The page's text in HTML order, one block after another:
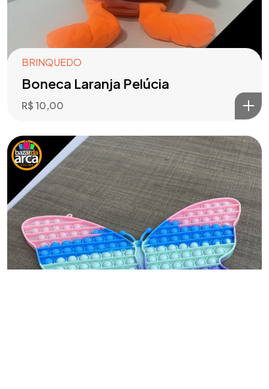
BRINQUEDO
Boneca Laranja Pelúcia
R$10,00